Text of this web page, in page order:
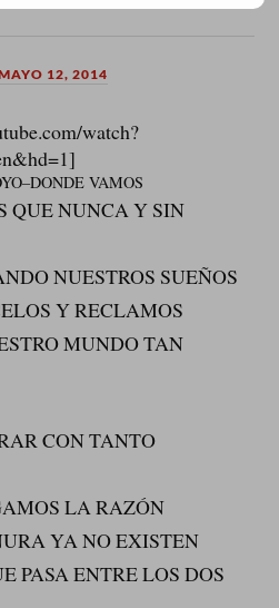
12, 2014
watch?
VAMOS
QUE NUNCA Y SIN
NUESTROS SUEÑOS
Y RECLAMOS
MUNDO TAN
CON TANTO
LA RAZÓN
YA NO EXISTEN
PASA ENTRE LOS DOS